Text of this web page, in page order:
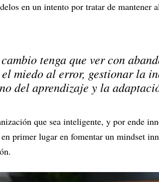
en un intento por tratar de
tenga que ver con
el miedo al error, gestionar la
del aprendizaje y la
que sea inteligente, y por ende
primer lugar en fomentar un mindset